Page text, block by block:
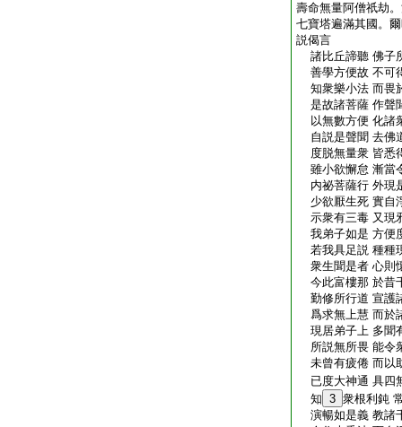
壽命無量阿僧祇劫
七寶塔遍滿其國。
説偈言
諸比丘諦聽 佛子
善學方便故 不可
知衆樂小法 而畏
是故諸菩薩 作聲
以無數方便 化諸
自説是聲聞 去佛
度脱無量衆 皆悉
雖小欲懈怠 漸當
内祕菩薩行 外現
少欲厭生死 實自
示衆有三毒 又現
我弟子如是 方便
若我具足説 種種
衆生聞是者 心則
今此富樓那 於昔
勤修所行道 宣護
爲求無上慧 而於
現居弟子上 多聞
所説無所畏 能令
未曾有疲倦 而以
已度大神通 具四
知 3 衆根利鈍
演暢如是義 教諸